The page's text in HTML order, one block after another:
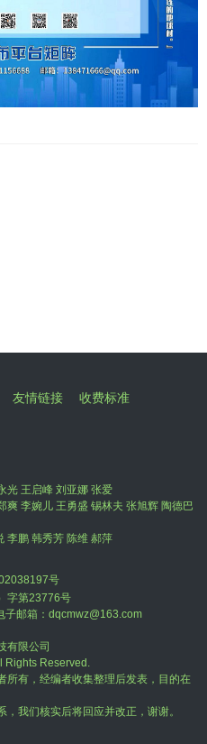
友情链接 收费标准
光 王启峰 刘亚娜 张爱
爽 李婉儿 王勇盛 锡林夫 张旭辉 陶德巴
李鹏 韩秀芳 陈维 郝萍
号
字第23776号
子邮箱：dqcmwz@163.com
有限公司
Rights Reserved.
所有，经编者收集整理后发表，目的在
我们核实后将回应并改正，谢谢。